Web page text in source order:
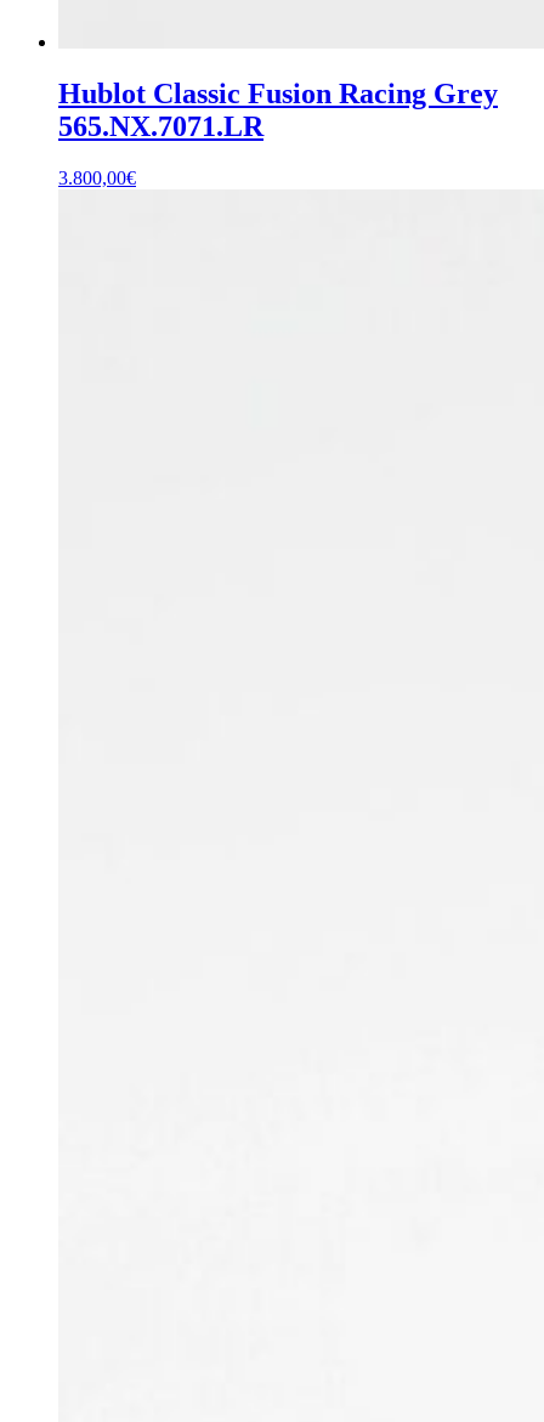
Hublot Classic Fusion Racing Grey
565.NX.7071.LR
3.800,00€